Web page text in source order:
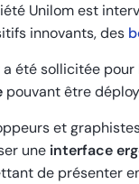
Unilom est
innovants, des
a été sollicitée pour
pouvant être
et
une interface
de présenter